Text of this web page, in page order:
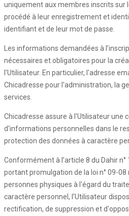
uniquement aux membres inscrits sur
procédé à leur enregistrement et
identifiant et de leur mot de passe.
Les informations demandées à
nécessaires et obligatoires pour la
l'Utilisateur. En particulier, l'adresse
Chicadresse pour l'administration, la
services.
Chicadresse assure à l'Utilisateur une
d'informations personnelles dans le
protection des données à caractère
Conformément à l’article 8 du Dahir
portant promulgation de la loi n° 09-
personnes physiques à l'égard du
caractère personnel, l’Utilisateur
rectification, de suppression et